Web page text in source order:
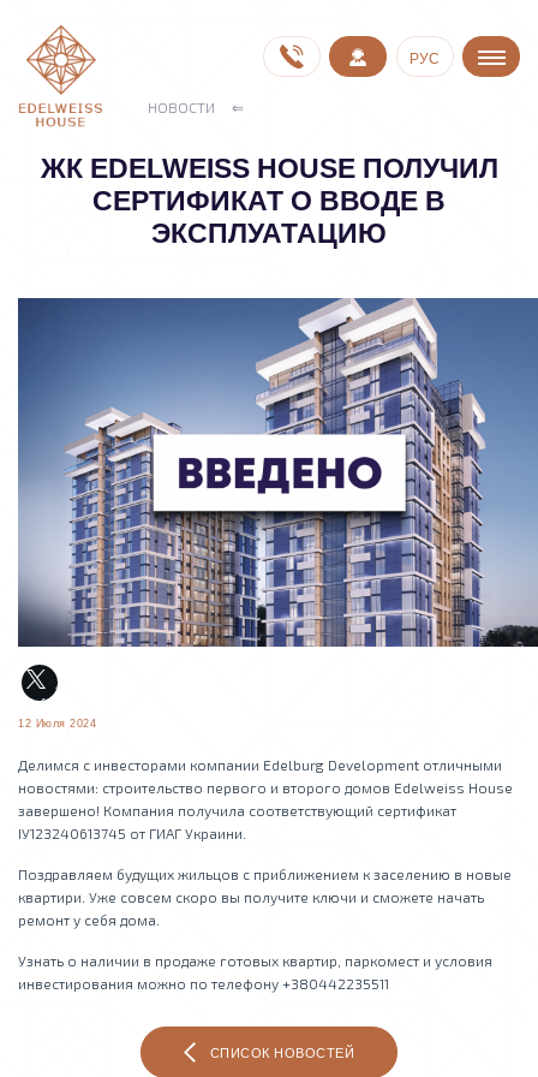
РУС
НОВОСТИ
ЖК EDELWEISS HOUSE ПОЛУЧИЛ
СЕРТИФИКАТ О ВВОДЕ В
ЭКСПЛУАТАЦИЮ
12 Июля 2024
Делимся с инвесторами компании Edelburg Development отличными
новостями: строительство первого и второго домов Edelweiss House
завершено! Компания получила соответствующий сертификат
ІУ123240613745 от ГИАГ Украини.
Поздравляем будущих жильцов с приближением к заселению в новые
квартири. Уже совсем скоро вы получите ключи и сможете начать
ремонт у себя дома.
Узнать о наличии в продаже готовых квартир, паркомест и условия
инвестирования можно по телефону +380442235511
СПИСОК НОВОСТЕЙ